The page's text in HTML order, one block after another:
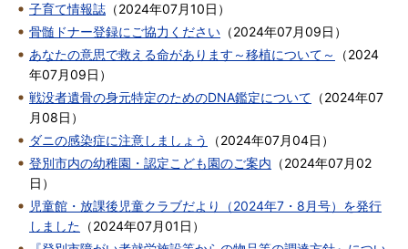
子育て情報誌 （2024年07月10日 ）
骨髄ドナー登録にご協力ください （2024年07月09日 ）
あなたの意思で救える命があります～移植について～
（2024
年07月09日 ）
戦没者遺骨の身元特定のためのDNA鑑定について （2024年07
月08日 ）
ダニの感染症に注意しましょう
（2024年07月04日 ）
登別市内の幼稚園・認定こども園のご案内 （2024年07月02
日 ）
児童館・放課後児童クラブだより（2024年7・8月号）を発行
しました （2024年07月01日 ）